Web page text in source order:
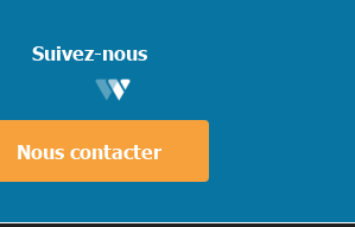
Suivez-nous
Nous contacter